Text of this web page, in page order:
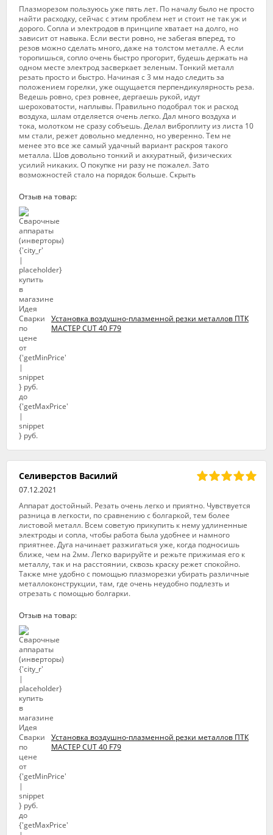
Плазморезом пользуюсь уже пять лет. По началу было не просто
найти расходку, сейчас с этим проблем нет и стоит не так уж и
дорого. Сопла и электродов в принципе хватает на долго, но
зависит от навыка. Если вести ровно, не забегая вперед, то
резов можно сделать много, даже на толстом металле. А если
торопишься, сопло очень быстро прогорит, будешь держать на
одном месте электрод засверкает зеленым. Тонкий металл
резать просто и быстро. Начиная с 3 мм надо следить за
положением горелки, уже ощущается перпендикулярность реза.
Ведешь ровно, срез ровнее, дергаешь рукой, идут
шероховатости, наплывы. Правильно подобрал ток и расход
воздуха, шлам отделяется очень легко. Дал много воздуха и
тока, молотком не сразу собъешь. Делал виброплиту из листа 10
мм стали, режет довольно медленно, но уверенно. Тем не
менее это все же самый удачный вариант раскроя такого
металла. Шов довольно тонкий и аккуратный, физических
усилий никаких. О покупке ни разу не пожалел. Зато
возможностей стало на порядок больше. Скрыть
Отзыв на товар:
Установка воздушно-плазменной резки металлов ПТК
МАСТЕР CUT 40 F79
Селиверстов Василий
07.12.2021
Аппарат достойный. Резать очень легко и приятно. Чувствуется
разница в легкости, по сравнению с болгаркой, тем более
листовой металл. Всем советую прикупить к нему удлиненные
электроды и сопла, чтобы работа была удобнее и намного
приятнее. Дуга начинает разжигаться уже, когда подносишь
ближе, чем на 2мм. Легко варируйте и режьте прижимая его к
металлу, так и на расстоянии, сквозь краску режет спокойно.
Также мне удобно с помощью плазморезки убирать различные
металлоконструкции, там, где очень неудобно подлезть и
отрезать с помощью болгарки.
Отзыв на товар:
Установка воздушно-плазменной резки металлов ПТК
МАСТЕР CUT 40 F79